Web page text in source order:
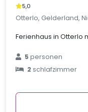
5,0
Otterlo, Gelderland,
Ferienhaus in Otterlo
5personen
2schlafzimmer